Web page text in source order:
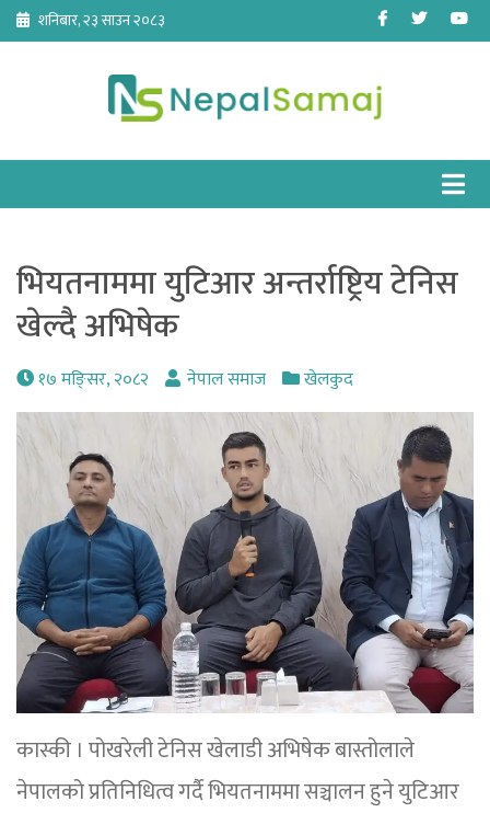
Skip
content
शनिबार, २३ साउन २०८३ Facebook
Twitter
भियतनाममा युटिआर अन्तर्राष्ट्रिय टेनिस
खेल्दै अभिषेक
१७ मङि्सर, २०८२ नेपाल समाज खेलकुद
कास्की । पोखरेली टेनिस खेलाडी अभिषेक बास्तोलाले
नेपालको प्रतिनिधित्व गर्दै भियतनाममा सञ्चालन हुने युटिआर